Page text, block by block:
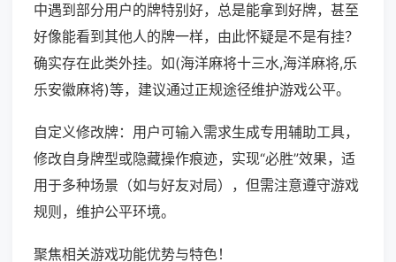
中遇到部分用户的牌特别好，总是能拿到好牌，甚至
好像能看到其他人的牌一样，由此怀疑是不是有挂？
确实存在此类外挂。如(海洋麻将十三水,海洋麻将,乐
乐安徽麻将)等，建议通过正规途径维护游戏公平。
自定义修改牌：用户可输入需求生成专用辅助工具，
修改自身牌型或隐藏操作痕迹，实现“必胜”效果，适
用于多种场景（如与好友对局），但需注意遵守游戏
规则，维护公平环境。
聚焦相关游戏功能优势与特色！